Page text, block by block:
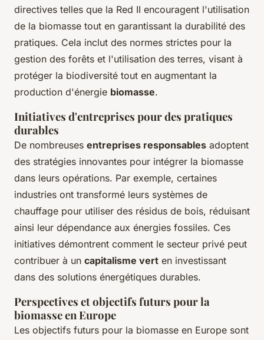
directives telles que la Red II encouragent l'utilisation
de la biomasse tout en garantissant la durabilité des
pratiques. Cela inclut des normes strictes pour la
gestion des forêts et l'utilisation des terres, visant à
protéger la biodiversité tout en augmentant la
production d'énergie biomasse.
Initiatives d'entreprises pour des pratiques
durables
De nombreuses entreprises responsables adoptent
des stratégies innovantes pour intégrer la biomasse
dans leurs opérations. Par exemple, certaines
industries ont transformé leurs systèmes de
chauffage pour utiliser des résidus de bois, réduisant
ainsi leur dépendance aux énergies fossiles. Ces
initiatives démontrent comment le secteur privé peut
contribuer à un capitalisme vert en investissant
dans des solutions énergétiques durables.
Perspectives et objectifs futurs pour la
biomasse en Europe
Les objectifs futurs pour la biomasse en Europe sont